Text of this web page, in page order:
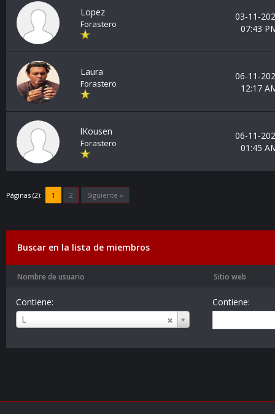
Lopez
Forastero
03-11-
07:43
Laura
Forastero
06-11-
12:17
lKousen
Forastero
06-11-
01:45
Páginas (2): 1 2 Siguiente »
Buscar en la lista de miembros
Nombre de usuario Sitio web
Contiene:
L
Nombre
de
Contiene: